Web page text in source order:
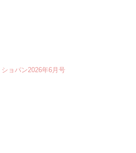
ショパン2026年6月号